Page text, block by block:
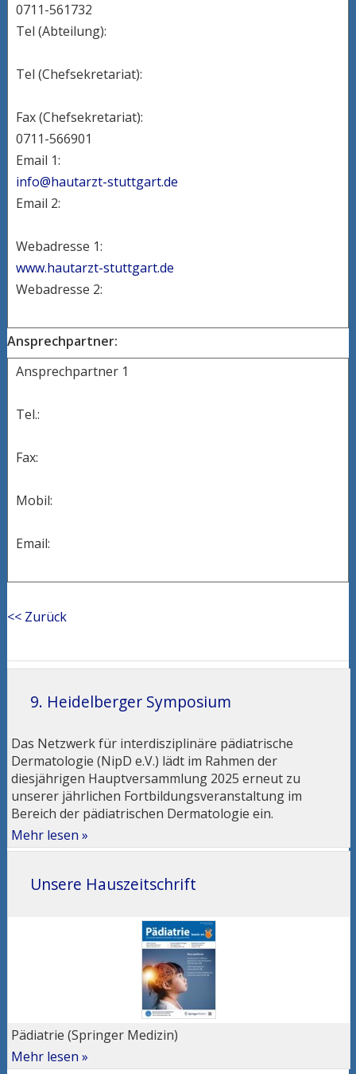
0711-561732
Tel (Abteilung):
Tel (Chefsekretariat):
Fax (Chefsekretariat):
0711-566901
Email 1:
info@hautarzt-stuttgart.de
Email 2:
Webadresse 1:
www.hautarzt-stuttgart.de
Webadresse 2:
Ansprechpartner:
Ansprechpartner 1
Tel.:
Fax:
Mobil:
Email:
<< Zurück
9. Heidelberger Symposium
Das Netzwerk für interdisziplinäre pädiatrische
Dermatologie (NipD e.V.) lädt im Rahmen der
diesjährigen Hauptversammlung 2025 erneut zu
unserer jährlichen Fortbildungsveranstaltung im
Bereich der pädiatrischen Dermatologie ein.
Mehr lesen »
Unsere Hauszeitschrift
Pädiatrie (Springer Medizin)
Mehr lesen »